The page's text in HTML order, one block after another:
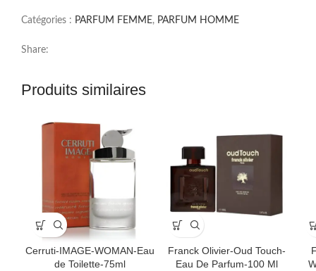
Catégories : PARFUM FEMME, PARFUM HOMME
Share:
Produits similaires
Cerruti-IMAGE-WOMAN-Eau
de Toilette-75ml
Franck Olivier-Oud Touch-
Eau De Parfum-100 Ml